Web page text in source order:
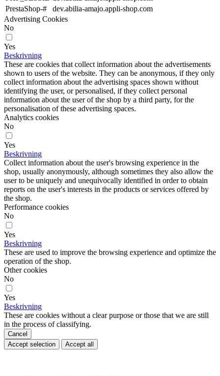
PrestaShop-#
dev.abilia-amajo.appli-shop.com
Advertising Cookies
No
Yes
Beskrivning
These are cookies that collect information about the advertisements
shown to users of the website. They can be anonymous, if they only
collect information about the advertising spaces shown without
identifying the user, or personalised, if they collect personal
information about the user of the shop by a third party, for the
personalisation of these advertising spaces.
Analytics cookies
No
Yes
Beskrivning
Collect information about the user's browsing experience in the
shop, usually anonymously, although sometimes they also allow the
user to be uniquely and unequivocally identified in order to obtain
reports on the user's interests in the products or services offered by
the shop.
Performance cookies
No
Yes
Beskrivning
These are used to improve the browsing experience and optimize the
operation of the shop.
Other cookies
No
Yes
Beskrivning
These are cookies without a clear purpose or those that we are still
in the process of classifying.
Cancel
Accept selection
Accept all